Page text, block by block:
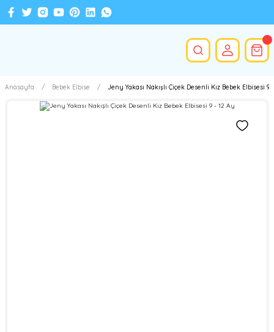
Anasayfa Bebek Elbise Jeny Yakası Nakışlı Çiçek Desenli Kız Bebek Elbisesi 9